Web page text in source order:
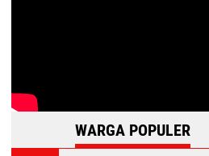
WARGA POPULER